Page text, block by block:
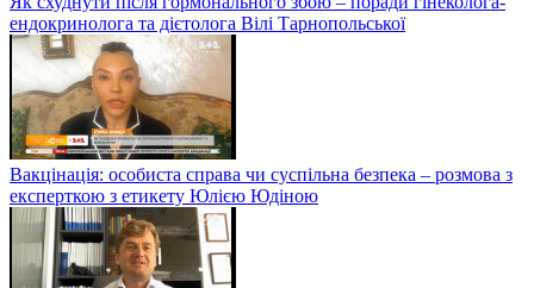
ендокринолога та дієтолога Вілі Тарнопольської
Вакцінація: особиста справа чи суспільна безпека – розмова з
експерткою з етикету Юлією Юдіною